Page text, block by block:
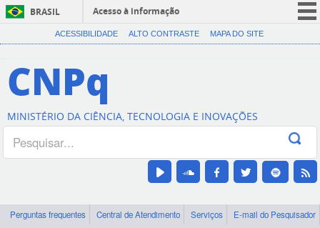
BRASIL
Acesso à informação
CORONAVÍRUS (COVID-19)
Canais
ACESSIBILIDADE ALTO CONTRASTE MAPA DO SITE
CNPq
MINISTÉRIO DA CIÊNCIA, TECNOLOGIA E INOVAÇÕES
Perguntas frequentes Central de Atendimento Serviços
E-mail do Pesquisador